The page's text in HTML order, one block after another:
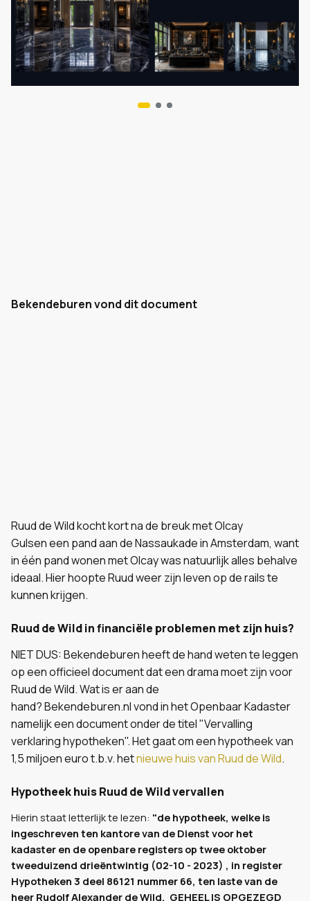
Bekendeburen vond dit document
Ruud de Wild kocht kort na de breuk met Olcay
Gulsen een pand aan de Nassaukade in Amsterdam, want
in één pand wonen met Olcay was natuurlijk alles behalve
ideaal. Hier hoopte Ruud weer zijn leven op de rails te
kunnen krijgen.
Ruud de Wild in financiële problemen met zijn huis?
NIET DUS: Bekendeburen heeft de hand weten te leggen
op een officieel document dat een drama moet zijn voor
Ruud de Wild. Wat is er aan de
hand? Bekendeburen.nlvond in het Openbaar Kadaster
namelijk een document onder de titel "Vervalling
verklaring hypotheken". Het gaat om een hypotheek van
1,5 miljoen euro t.b.v. hetnieuwe huis van Ruud de Wild.
Hypotheek huis Ruud de Wild vervallen
Hierin staat letterlijk te lezen: "de hypotheek, welke is
ingeschreven ten kantore van de Dienst voor het
kadaster en de openbare registers op twee oktober
tweeduizend drieëntwintig (02-10 - 2023) , in register
Hypotheken 3 deel 86121 nummer 66, ten laste van de
heer Rudolf Alexander de Wild, GEHEEL IS OPGEZEGD